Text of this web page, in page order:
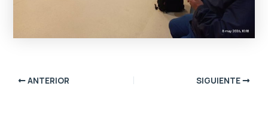
ANTERIOR SIGUIENTE